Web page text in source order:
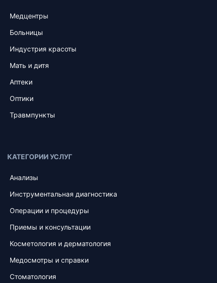
Медцентры
Больницы
Индустрия красоты
Мать и дитя
Аптеки
Оптики
Травмпункты
КАТЕГОРИИ УСЛУГ
Анализы
Инструментальная диагностика
Операции и процедуры
Приемы и консультации
Косметология и дерматология
Медосмотры и справки
Стоматология